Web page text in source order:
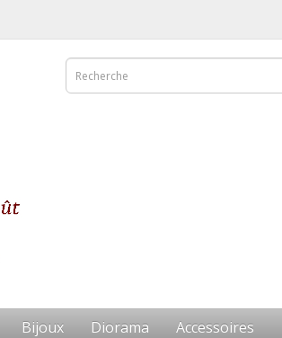
Bijoux Diorama Accessoires